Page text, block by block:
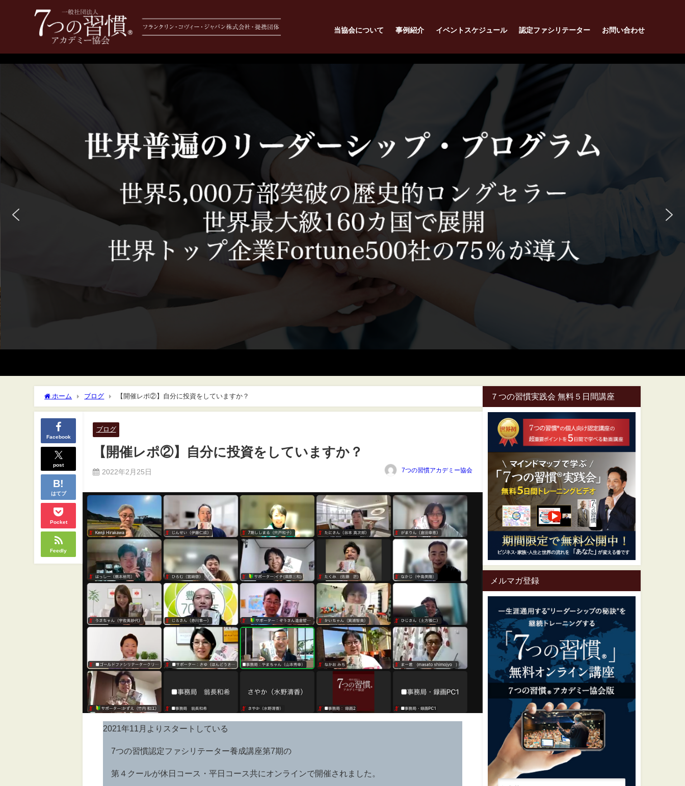
当協会について 事例紹介 イベントスケジュール 認定ファシリテーター お問い合わせ
ホーム ブログ 【開催レポ②】自分に投資をしていますか？
Facebook
post
はてブ
Pocket
Feedly
ブログ
【開催レポ②】自分に投資をしていますか？
2022年2月25日 7つの習慣アカデミー協会
2021年11月よりスタートしている
7つの習慣認定ファシリテーター養成講座第7期の
第４クールが休日コース・平日コース共にオンラインで開催されました。
７つの習慣実践会 無料５日間講座
メルマガ登録